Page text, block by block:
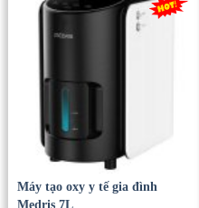
Máy tạo oxy y tế gia đình
Medris 7L